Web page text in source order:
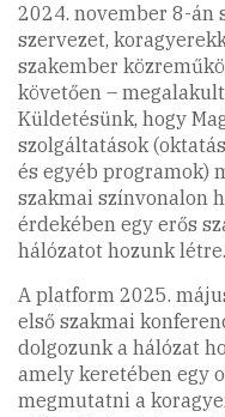
2024. november 8-án
szervezet,
szakember
követően –
Küldetésünk, hogy
szolgáltatások
és egyéb programok)
szakmai színvonalon
érdekében egy erős
hálózatot hozunk létre.
A platform 2025.
első szakmai
dolgozunk a hálózat
amely keretében egy
megmutatni a